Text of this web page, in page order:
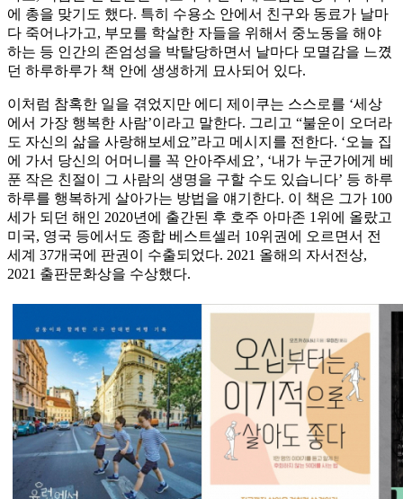
에 총을 맞기도 했다. 특히 수용소 안에서 친구와 동료가 날마
다 죽어나가고, 부모를 학살한 자들을 위해서 중노동을 해야
하는 등 인간의 존엄성을 박탈당하면서 날마다 모멸감을 느꼈
던 하루하루가 책 안에 생생하게 묘사되어 있다.
이처럼 참혹한 일을 겪었지만 에디 제이쿠는 스스로를 ‘세상
에서 가장 행복한 사람’이라고 말한다. 그리고 “불운이 오더라
도 자신의 삶을 사랑해보세요”라고 메시지를 전한다. ‘오늘 집
에 가서 당신의 어머니를 꼭 안아주세요’, ‘내가 누군가에게 베
푼 작은 친절이 그 사람의 생명을 구할 수도 있습니다’ 등 하루
하루를 행복하게 살아가는 방법을 얘기한다. 이 책은 그가 100
세가 되던 해인 2020년에 출간된 후 호주 아마존 1위에 올랐고
미국, 영국 등에서도 종합 베스트셀러 10위권에 오르면서 전
세계 37개국에 판권이 수출되었다. 2021 올해의 자서전상,
2021 출판문화상을 수상했다.